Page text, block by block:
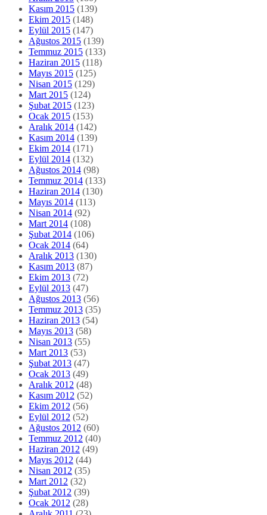
Kasım 2015 (139)
Ekim 2015 (148)
Eylül 2015 (147)
Ağustos 2015 (139)
Temmuz 2015 (133)
Haziran 2015 (118)
Mayıs 2015 (125)
Nisan 2015 (129)
Mart 2015 (124)
Şubat 2015 (123)
Ocak 2015 (153)
Aralık 2014 (142)
Kasım 2014 (139)
Ekim 2014 (171)
Eylül 2014 (132)
Ağustos 2014 (98)
Temmuz 2014 (133)
Haziran 2014 (130)
Mayıs 2014 (113)
Nisan 2014 (92)
Mart 2014 (108)
Şubat 2014 (106)
Ocak 2014 (64)
Aralık 2013 (130)
Kasım 2013 (87)
Ekim 2013 (72)
Eylül 2013 (47)
Ağustos 2013 (56)
Temmuz 2013 (35)
Haziran 2013 (54)
Mayıs 2013 (58)
Nisan 2013 (55)
Mart 2013 (53)
Şubat 2013 (47)
Ocak 2013 (49)
Aralık 2012 (48)
Kasım 2012 (52)
Ekim 2012 (56)
Eylül 2012 (52)
Ağustos 2012 (60)
Temmuz 2012 (40)
Haziran 2012 (49)
Mayıs 2012 (44)
Nisan 2012 (35)
Mart 2012 (32)
Şubat 2012 (39)
Ocak 2012 (28)